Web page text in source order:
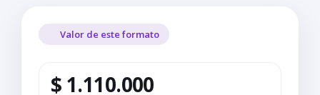
Valor de este formato
$ 1.110.000